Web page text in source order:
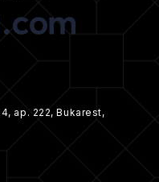
ap. 222, Bukarest,